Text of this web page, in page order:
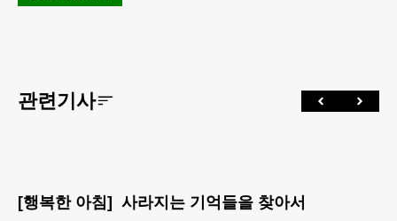
관련기사
[행복한 아침] 사라지는 기억들을 찾아서